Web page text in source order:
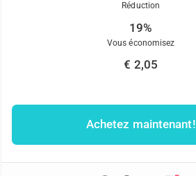
Réduction
19%
Vous économisez
€ 2,05
Achetez maintenant!